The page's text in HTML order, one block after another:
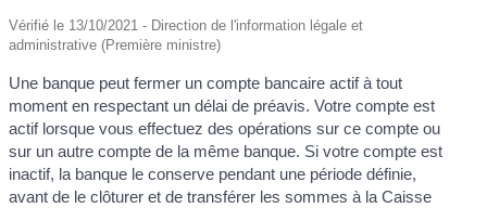
Vérifié le 13/10/2021 - Direction de l'information légale et
administrative (Première ministre)
Une banque peut fermer un compte bancaire actif à tout
moment en respectant un délai de préavis. Votre compte est
actif lorsque vous effectuez des opérations sur ce compte ou
sur un autre compte de la même banque. Si votre compte est
inactif, la banque le conserve pendant une période définie,
avant de le clôturer et de transférer les sommes à la Caisse